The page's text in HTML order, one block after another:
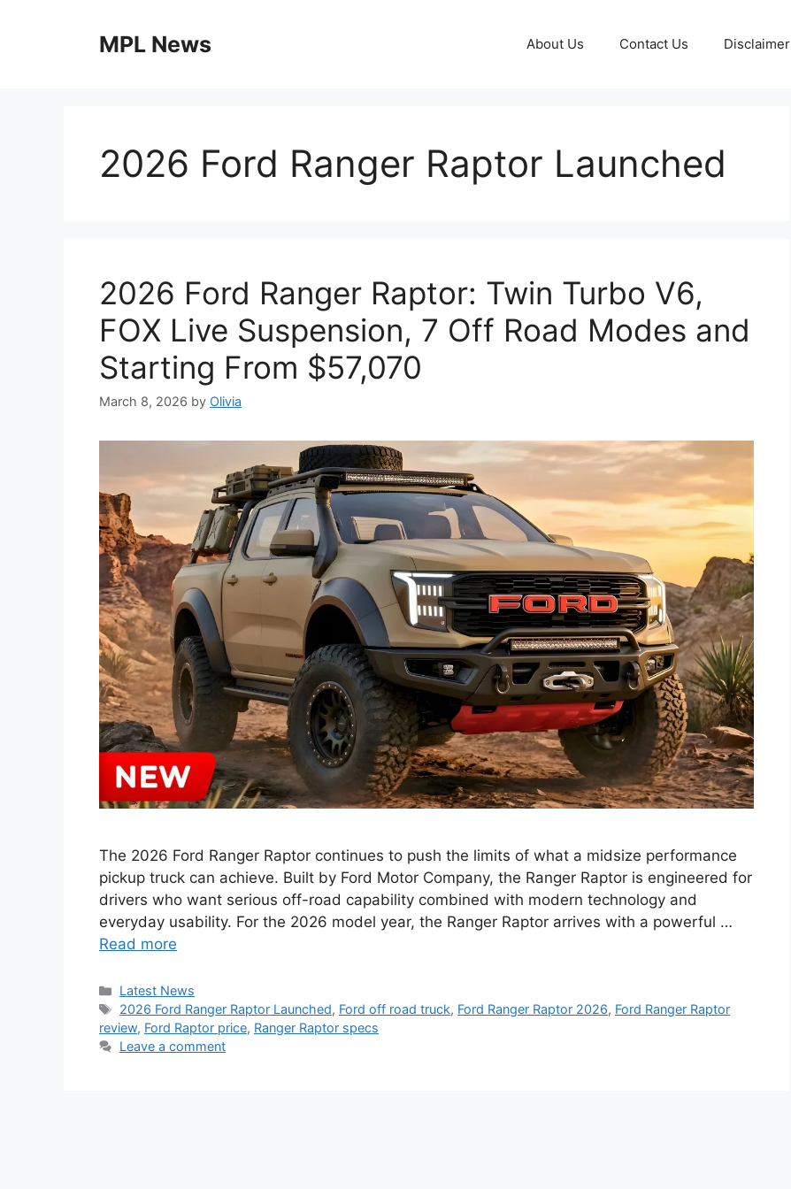
MPL News About Us Contact Us Disclaimer
2026 Ford Ranger Raptor Launched
2026 Ford Ranger Raptor: Twin Turbo V6,
FOX Live Suspension, 7 Off Road Modes and
Starting From $57,070
March 8, 2026 by Olivia
The 2026 Ford Ranger Raptor continues to push the limits of what a midsize performance
pickup truck can achieve. Built by Ford Motor Company, the Ranger Raptor is engineered for
drivers who want serious off-road capability combined with modern technology and
everyday usability. For the 2026 model year, the Ranger Raptor arrives with a powerful …
Read more
Categories
Latest News
Tags
2026 Ford Ranger Raptor Launched, Ford off road truck, Ford Ranger Raptor 2026, Ford Ranger Raptor
review, Ford Raptor price, Ranger Raptor specs
Leave a comment